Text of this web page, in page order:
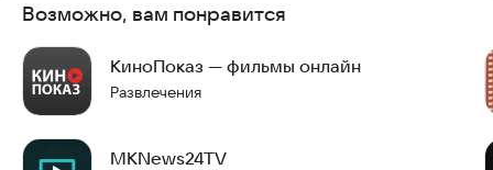
Возможно, вам понравится
КиноПоказ — фильмы онлайн
Развлечения
MKNews24TV